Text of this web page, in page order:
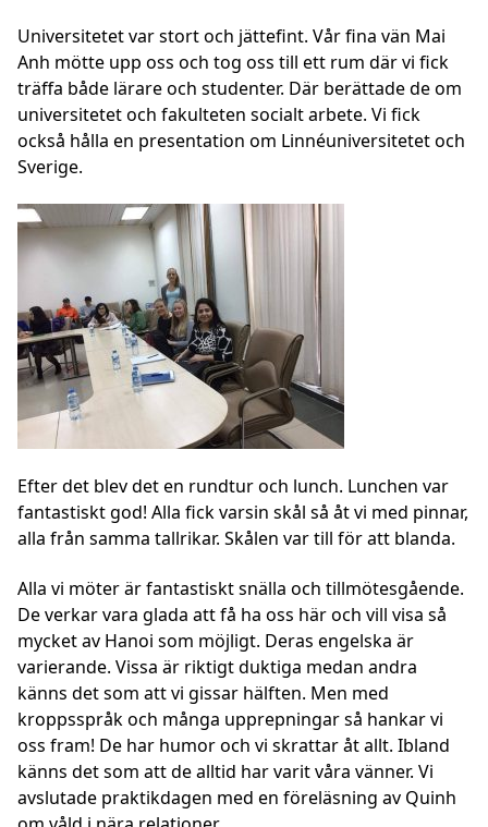
Universitetet var stort och jättefint. Vår fina vän Mai
Anh mötte upp oss och tog oss till ett rum där vi fick
träffa både lärare och studenter. Där berättade de om
universitetet och fakulteten socialt arbete. Vi fick
också hålla en presentation om Linnéuniversitetet och
Sverige.
Efter det blev det en rundtur och lunch. Lunchen var
fantastiskt god! Alla fick varsin skål så åt vi med pinnar,
alla från samma tallrikar. Skålen var till för att blanda.
Alla vi möter är fantastiskt snälla och tillmötesgående.
De verkar vara glada att få ha oss här och vill visa så
mycket av Hanoi som möjligt. Deras engelska är
varierande. Vissa är riktigt duktiga medan andra
känns det som att vi gissar hälften. Men med
kroppsspråk och många upprepningar så hankar vi
oss fram! De har humor och vi skrattar åt allt. Ibland
känns det som att de alltid har varit våra vänner. Vi
avslutade praktikdagen med en föreläsning av Quinh